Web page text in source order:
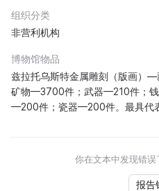
组织分类
非营利机构
博物馆物品
兹拉托乌斯特金属雕刻（版画）
矿物—3700件；武器—210件；
—200件；瓷器—200件。最具代
你在文本中发现错
报告